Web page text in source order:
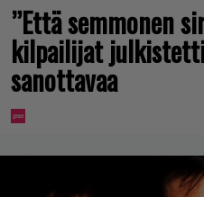
”Että semmonen
kilpailijat
sanottavaa